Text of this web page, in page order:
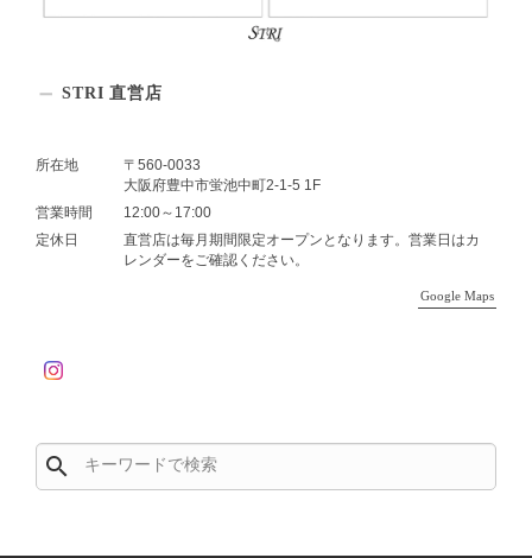
STRI 直営店
所在地
〒560-0033
大阪府豊中市蛍池中町2-1-5 1F
営業時間
12:00～17:00
定休日
直営店は毎月期間限定オープンとなります。営業日はカ
レンダーをご確認ください。
Google Maps
search